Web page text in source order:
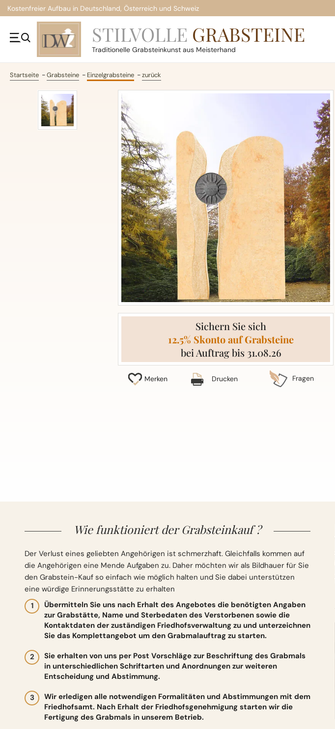
Kostenfreier Aufbau in Deutschland, Österreich und Schweiz
STILVOLLE GRABSTEINE
Traditionelle Grabsteinkunst aus Meisterhand
Startseite Grabsteine Einzelgrabsteine zurück
Sichern Sie sich
12.5% Skonto auf Grabsteine
bei Auftrag bis 31.08.26
Merken Drucken Fragen
Wie funktioniert der Grabsteinkauf ?
Der Verlust eines geliebten Angehörigen ist schmerzhaft. Gleichfalls kommen auf
die Angehörigen eine Mende Aufgaben zu. Daher möchten wir als Bildhauer für Sie
den Grabstein-Kauf so einfach wie möglich halten und Sie dabei unterstützen
eine würdige Erinnerungsstätte zu erhalten
Übermitteln Sie uns nach Erhalt des Angebotes die benötigten Angaben
zur Grabstätte, Name und Sterbedaten des Verstorbenen sowie die
Kontaktdaten der zuständigen Friedhofsverwaltung zu und unterzeichnen
Sie das Komplettangebot um den Grabmalauftrag zu starten.
Sie erhalten von uns per Post Vorschläge zur Beschriftung des Grabmals
in unterschiedlichen Schriftarten und Anordnungen zur weiteren
Entscheidung und Abstimmung.
Wir erledigen alle notwendigen Formalitäten und Abstimmungen mit dem
Friedhofsamt. Nach Erhalt der Friedhofsgenehmigung starten wir die
Fertigung des Grabmals in unserem Betrieb.